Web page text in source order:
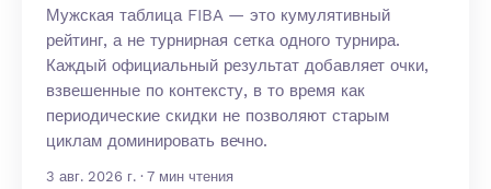
Мужская таблица FIBA — это кумулятивный
рейтинг, а не турнирная сетка одного турнира.
Каждый официальный результат добавляет очки,
взвешенные по контексту, в то время как
периодические скидки не позволяют старым
циклам доминировать вечно.
3 авг. 2026 г. · 7 мин чтения